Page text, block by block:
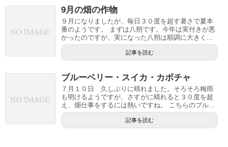
9月の畑の作物
９月になりましたが、毎日３０度を超す暑さで夏本
番のようです。 まずは八朔です。今年は実付きが悪
かったのですが、実になった八朔は順調に大きく...
記事を読む
ブルーベリー・スイカ・カボチャ
７月１０日 久しぶりに晴れました。そろそろ梅雨
も明けるようですが、さすがに晴れると３０度を超
え、畑仕事をするには熱いですね。 こちらのブル...
記事を読む